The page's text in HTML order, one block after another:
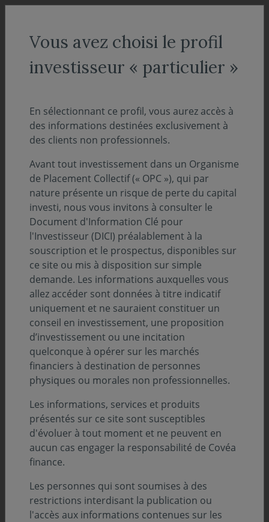
ACCUEIL
Communiqué
COMMUNIQUÉ 31 juillet 2026
Covéa Finance accélère son engagement
climat en rejoignant l’initiative
internationale Climate Action 100+
Covéa Finance annonce son adhésion à Climate Action
100+, l'une des principales initiatives internationales
climatiques.
Vous avez choisi le profil
investisseur « particulier »
En sélectionnant ce profil, vous aurez accès à
des informations destinées exclusivement à
des clients non professionnels.
Avant tout investissement dans un Organisme
de Placement Collectif (« OPC »), qui par
nature présente un risque de perte du capital
investi, nous vous invitons à consulter le
Document d'Information Clé pour
l'Investisseur (DICI) préalablement à la
souscription et le prospectus, disponibles sur
ce site ou mis à disposition sur simple
demande. Les informations auxquelles vous
allez accéder sont données à titre indicatif
uniquement et ne sauraient constituer un
conseil en investissement, une proposition
d’investissement ou une incitation
quelconque à opérer sur les marchés
financiers à destination de personnes
physiques ou morales non professionnelles.
Les informations, services et produits
présentés sur ce site sont susceptibles
d'évoluer à tout moment et ne peuvent en
aucun cas engager la responsabilité de Covéa
finance.
Les personnes qui sont soumises à des
restrictions interdisant la publication ou
l'accès aux informations contenues sur les